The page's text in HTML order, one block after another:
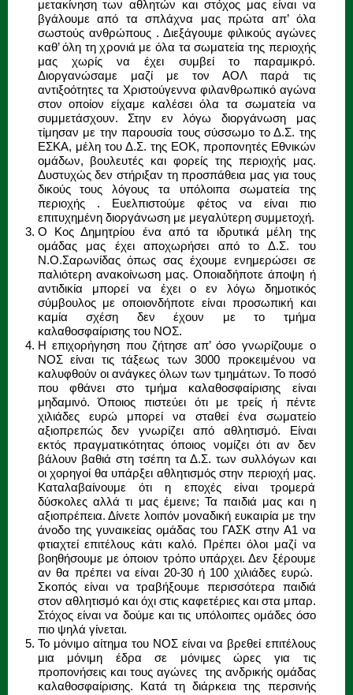
μετακίνηση των αθλητών και στόχος μας είναι να
βγάλουμε από τα σπλάχνα μας πρώτα απ’ όλα
σωστούς ανθρώπους . Διεξάγουμε φιλικούς αγώνες
καθ’ όλη τη χρονιά με όλα τα σωματεία της περιοχής
μας χωρίς να έχει συμβεί το παραμικρό.
Διοργανώσαμε μαζί με τον ΑΟΛ παρά τις
αντιξοότητες τα Χριστούγεννα φιλανθρωπικό αγώνα
στον οποίον είχαμε καλέσει όλα τα σωματεία να
συμμετάσχουν. Στην εν λόγω διοργάνωση μας
τίμησαν με την παρουσία τους σύσσωμο το Δ.Σ. της
ΕΣΚΑ, μέλη του Δ.Σ. της ΕΟΚ, προπονητές Εθνικών
ομάδων, βουλευτές και φορείς της περιοχής μας.
Δυστυχώς δεν στήριξαν τη προσπάθεια μας για τους
δικούς τους λόγους τα υπόλοιπα σωματεία της
περιοχής . Ευελπιστούμε φέτος να είναι πιο
επιτυχημένη διοργάνωση με μεγαλύτερη συμμετοχή.
Ο Κος Δημητρίου ένα από τα ιδρυτικά μέλη της
ομάδας μας έχει αποχωρήσει από το Δ.Σ. του
Ν.Ο.Σαρωνίδας όπως σας έχουμε ενημερώσει σε
παλιότερη ανακοίνωση μας. Οποιαδήποτε άποψη ή
αντιδικία μπορεί να έχει ο εν λόγω δημοτικός
σύμβουλος με οποιονδήποτε είναι προσωπική και
καμία σχέση δεν έχουν με το τμήμα
καλαθοσφαίρισης του ΝΟΣ.
Η επιχορήγηση που ζήτησε απ’ όσο γνωρίζουμε ο
ΝΟΣ είναι τις τάξεως των 3000 προκειμένου να
καλυφθούν οι ανάγκες όλων των τμημάτων. Το ποσό
που φθάνει στο τμήμα καλαθοσφαίρισης είναι
μηδαμινό. Όποιος πιστεύει ότι με τρείς ή πέντε
χιλιάδες ευρώ μπορεί να σταθεί ένα σωματείο
αξιοπρεπώς δεν γνωρίζει από αθλητισμό. Είναι
εκτός πραγματικότητας όποιος νομίζει ότι αν δεν
βάλουν βαθιά στη τσέπη τα Δ.Σ. των συλλόγων και
οι χορηγοί θα υπάρξει αθλητισμός στην περιοχή μας.
Καταλαβαίνουμε ότι η εποχές είναι τρομερά
δύσκολες αλλά τι μας έμεινε; Τα παιδιά μας και η
αξιοπρέπεια. Δίνετε λοιπόν μοναδική ευκαιρία με την
άνοδο της γυναικείας ομάδας του ΓΑΣΚ στην Α1 να
φτιαχτεί επιτέλους κάτι καλό. Πρέπει όλοι μαζί να
βοηθήσουμε με όποιον τρόπο υπάρχει. Δεν ξέρουμε
αν θα πρέπει να είναι 20-30 ή 100 χιλιάδες ευρώ.
Σκοπός είναι να τραβήξουμε περισσότερα παιδιά
στον αθλητισμό και όχι στις καφετέριες και στα μπαρ.
Στόχος είναι να δούμε και τις υπόλοιπες ομάδες όσο
πιο ψηλά γίνεται.
Το μόνιμο αίτημα του ΝΟΣ είναι να βρεθεί επιτέλους
μια μόνιμη έδρα σε μόνιμες ώρες για τις
προπονήσεις και τους αγώνες της ανδρικής ομάδας
καλαθοσφαίρισης. Κατά τη διάρκεια της περσινής